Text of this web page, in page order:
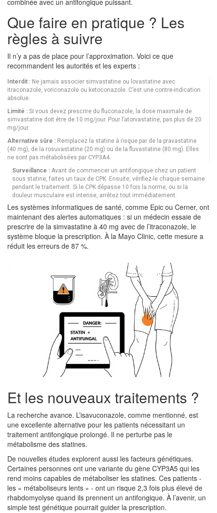
combinée avec un antifongique puissant.
Que faire en pratique ? Les
règles à suivre
Il n’y a pas de place pour l’approximation. Voici ce que
recommandent les autorités et les experts :
Interdit : Ne jamais associer simvastatine ou lovastatine avec
itraconazole, voriconazole ou ketoconazole. C’est une contre-indication
absolue.
Limité : Si vous devez prescrire du fluconazole, la dose maximale de
simvastatine doit être de 10 mg/jour. Pour l’atorvastatine, pas plus de 20
mg/jour.
Alternative sûre : Remplacez la statine à risque par de la pravastatine
(40 mg), de la rosuvastatine (20 mg) ou de la fluvastatine (80 mg). Elles
ne sont pas métabolisées par CYP3A4.
Surveillance : Avant de commencer un antifongique chez un patient
sous statine, faites un taux de CPK. Ensuite, vérifiez-le chaque semaine
pendant le traitement. Si le CPK dépasse 10 fois la norme, ou si la
douleur musculaire est intense, arrêtez tout immédiatement.
Les systèmes informatiques de santé, comme Epic ou Cerner, ont
maintenant des alertes automatiques : si un médecin essaie de
prescrire de la simvastatine à 40 mg avec de l’itraconazole, le
système bloque la prescription. À la Mayo Clinic, cette mesure a
réduit les erreurs de 87 %.
Et les nouveaux traitements ?
La recherche avance. L’isavuconazole, comme mentionné, est
une excellente alternative pour les patients nécessitant un
traitement antifongique prolongé. Il ne perturbe pas le
métabolisme des statines.
De nouvelles études explorent aussi les facteurs génétiques.
Certaines personnes ont une variante du gène CYP3A5 qui les
rend moins capables de métaboliser les statines. Ces patients -
les « métaboliseurs lents » - ont un risque 2,3 fois plus élevé de
rhabdomyolyse quand ils prennent un antifongique. À l’avenir, un
simple test génétique pourrait guider la prescription.